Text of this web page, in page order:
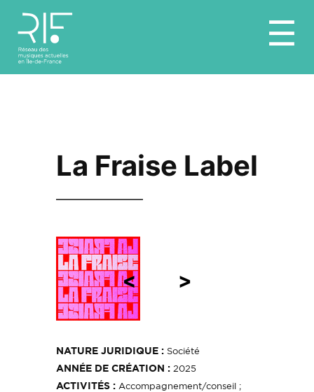
☰
La Fraise Label
NATURE JURIDIQUE : Société
ANNÉE DE CRÉATION : 2025
ACTIVITÉS : Accompagnement/conseil ;
< >